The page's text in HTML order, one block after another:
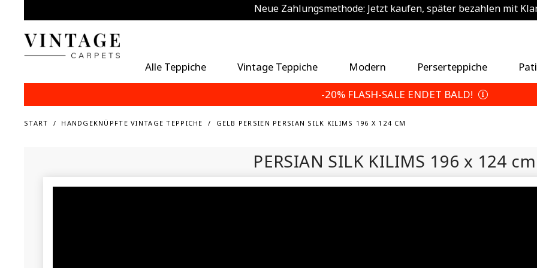
Zusätzlich 5% sparen — Wählen Sie Ihre
Neue Zahlungsmethode: Jetzt kaufen, später bezahlen mit
Alle Teppiche Vintage Teppiche Modern Perserteppiche
-20% FLASH-SALE ENDET BALD!
START HANDGEKNÜPFTE VINTAGE TEPPICHE GELB PERSIEN PERSIAN SILK KILIMS 196 X 124 CM
PERSIAN SILK KILIMS 196 x 124 cm